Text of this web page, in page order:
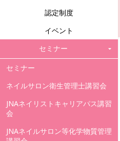
認定制度
イベント
セミナー
セミナー
ネイルサロン衛生管理士講習会
JNAネイリストキャリアパス講習
会
JNAネイルサロン等化学物質管理